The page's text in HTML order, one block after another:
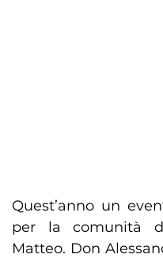
Quest’anno un
per la comunità
Matteo. Don